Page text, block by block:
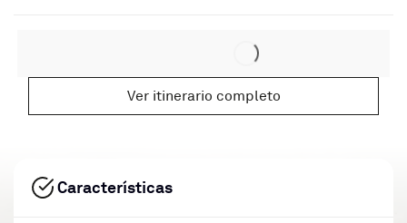
Ver itinerario completo
Características